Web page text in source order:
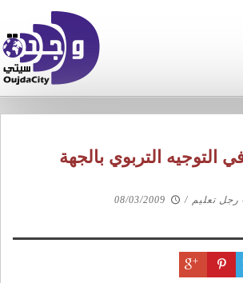
التوجيه التربوي بالجهة
رجل تعليم /
08/03/2009